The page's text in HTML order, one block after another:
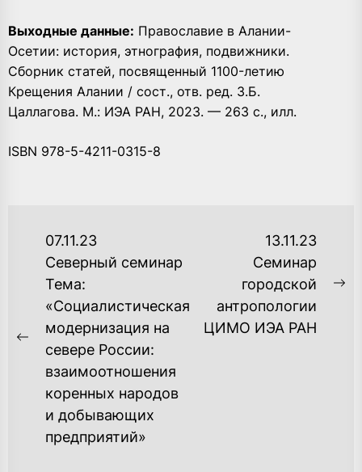
Выходные данные: Православие в Алании-
Осетии: история, этнография, подвижники.
Сборник статей, посвященный 1100-летию
Крещения Алании / сост., отв. ред. З.Б.
Цаллагова. М.: ИЭА РАН, 2023. — 263 с., илл.
ISBN 978-5-4211-0315-8
НАВИГАЦИЯ
ЗАПИСЯМ
Previous
post:
07.11.23
Северный семинар
Тема:
«Cоциалистическая
модернизация на
севере России:
взаимоотношения
коренных народов
и добывающих
предприятий»
13.11.23
Семинар
городской
антропологии
ЦИМО ИЭА РАН